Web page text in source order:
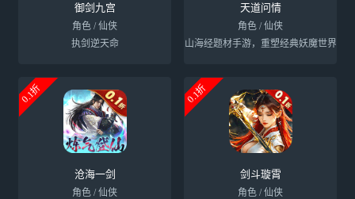
御剑九宫
角色 / 仙侠
执剑逆天命
天道问情
角色 / 仙侠
山海经题材手游，重塑经典妖魔世界
0.1折
沧海一剑
角色 / 仙侠
0.1折
剑斗璇霄
角色 / 仙侠